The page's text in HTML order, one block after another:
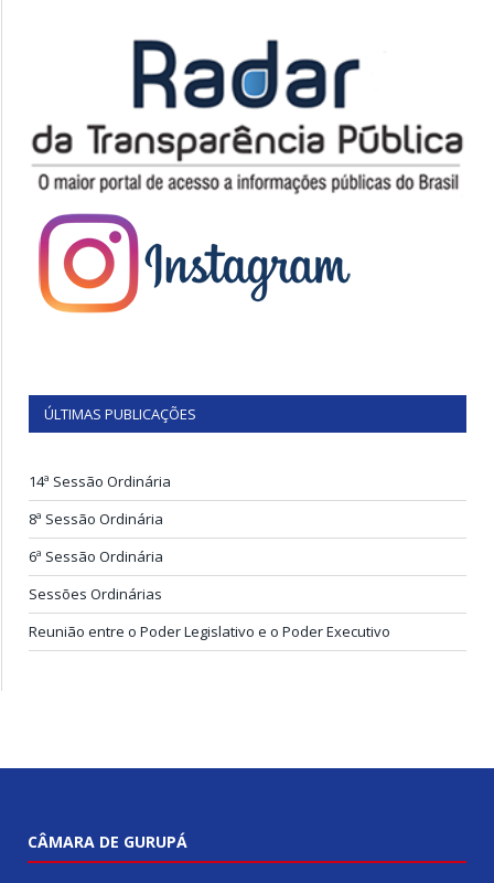
ÚLTIMAS PUBLICAÇÕES
14ª Sessão Ordinária
8ª Sessão Ordinária
6ª Sessão Ordinária
Sessões Ordinárias
Reunião entre o Poder Legislativo e o Poder Executivo
CÂMARA DE GURUPÁ